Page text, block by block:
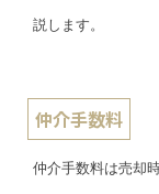
説します。
仲介手数料
仲介手数料は売却